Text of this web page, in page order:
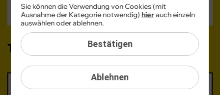
Auf Wunsch Handyversicherung ab 3,99 €
Tarif auswählen:
12,99 €
12 GB
14,99 €
16 GB
16,99 €
60 GB
24,99 €
Ablehnen
Sie können die Verwendung von Cookies (mit
Ausnahme der Kategorie notwendig)hierauch einzeln
auswählen oder ablehnen.
Bestätigen